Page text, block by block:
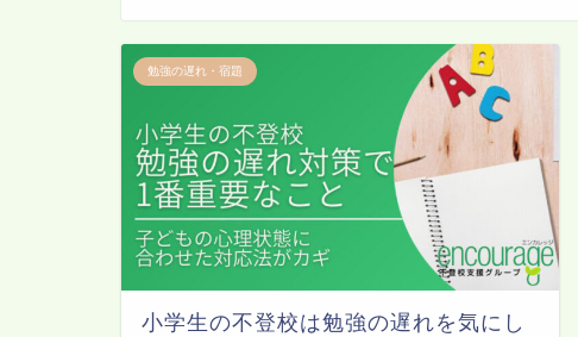
勉強の遅れ・宿題
小学生の不登校は勉強の遅れを気にし